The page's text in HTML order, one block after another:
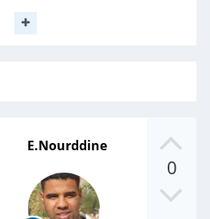
0
E.Nourddine